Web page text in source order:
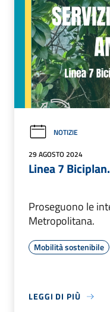
NOTIZIE
29 AGOSTO 2024
Linea 7
Proseguono le
Metropolitana.
Mobilità sostenibile
LEGGI DI PIÙ